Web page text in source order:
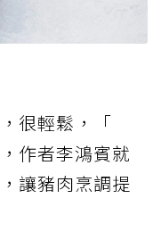
很輕鬆，「
作者李鴻賓就
讓豬肉烹調提